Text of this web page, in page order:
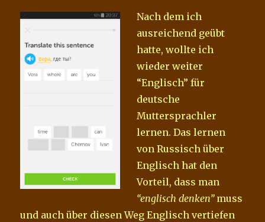
Nach dem ich
ausreichend geübt
hatte, wollte ich
wieder weiter
“Englisch” für
deutsche
Muttersprachler
lernen. Das lernen
von Russisch über
Englisch hat den
Vorteil, dass man
“englisch denken”muss
und auch über diesen Weg Englisch vertiefen